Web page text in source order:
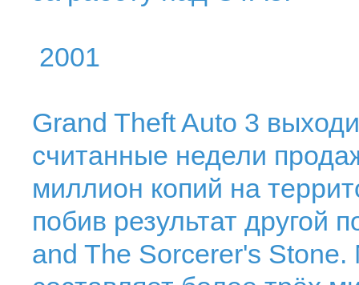
2001
Grand Theft Auto 3
считанные недели
миллион копий на
побив результат другой
and The Sorcerer's